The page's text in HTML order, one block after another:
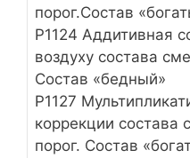
порог.Состав
Р1124 Аддитивная
воздуху состава
Состав «бедный»
Р1127
коррекции состава
порог. Состав